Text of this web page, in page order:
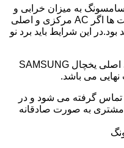
به میزان خرابی و
مشکل برد بستگی دارد.در بعضی حالت ها اگر AC مرکزی و اصلی
این شرایط باید برد نو
زمان تقریبی تعمیرات برد الکترونیکی اصلی یخچال SAMSUNG
تماس گرفته می شود و در
مشتری به صورت صادقانه